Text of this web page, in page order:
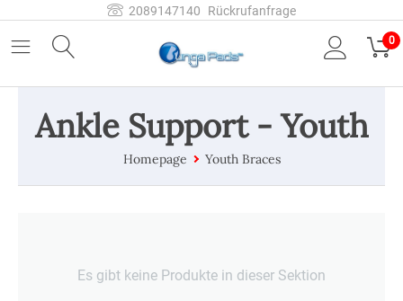
2089147140 Rückrufanfrage
0
Ankle Support - Youth
Homepage Youth Braces
Es gibt keine Produkte in dieser Sektion